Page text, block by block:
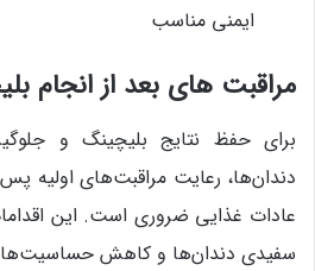
ایمنی مناسب
مراقبت های بعد از انجام
برای حفظ نتایج بلیچینگ و
دندان‌ها، رعایت مراقبت‌های اولیه
عادات غذایی ضروری است. این
سفیدی دندان‌ها و کاهش